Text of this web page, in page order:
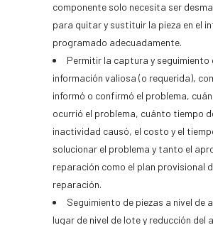
componente solo necesita ser
para quitar y sustituir la pieza en el
programado adecuadamente.
Permitir la captura y seguimiento
información valiosa (o requerida),
informó o confirmó el problema,
ocurrió el problema, cuánto tiempo
inactividad causó, el costo y el
solucionar el problema y tanto el
reparación como el plan provisional
reparación.
Seguimiento de piezas a nivel de
lugar de nivel de lote y reducción del